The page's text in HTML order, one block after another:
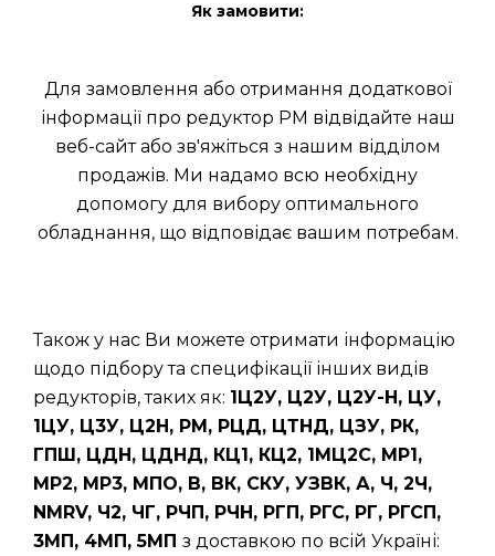
Як замовити:
Для замовлення або отримання додаткової
інформації про редуктор РМ відвідайте наш
веб-сайт або зв'яжіться з нашим відділом
продажів. Ми надамо всю необхідну
допомогу для вибору оптимального
обладнання, що відповідає вашим потребам.
Також у нас Ви можете отримати інформацію
щодо підбору та специфікації інших видів
редукторів, таких як: 1Ц2У, Ц2У, Ц2У-Н, ЦУ,
1ЦУ, Ц3У, Ц2Н, РМ, РЦД, ЦТНД, ЦЗУ, РК,
ГПШ, ЦДН, ЦДНД, КЦ1, КЦ2, 1МЦ2С, МР1,
МР2, МР3, МПО, В, ВК, СКУ, УЗВК, А, Ч, 2Ч,
NMRV, Ч2, ЧГ, РЧП, РЧН, РГП, РГС, РГ, РГСП,
3МП, 4МП, 5МП з доставкою по всій Україні: